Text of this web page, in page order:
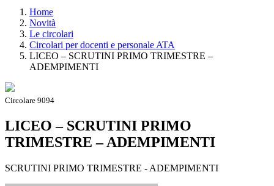
Home
Novità
Le circolari
Circolari per docenti e personale ATA
LICEO – SCRUTINI PRIMO TRIMESTRE –
ADEMPIMENTI
Circolare 9094
LICEO – SCRUTINI PRIMO
TRIMESTRE – ADEMPIMENTI
SCRUTINI PRIMO TRIMESTRE - ADEMPIMENTI